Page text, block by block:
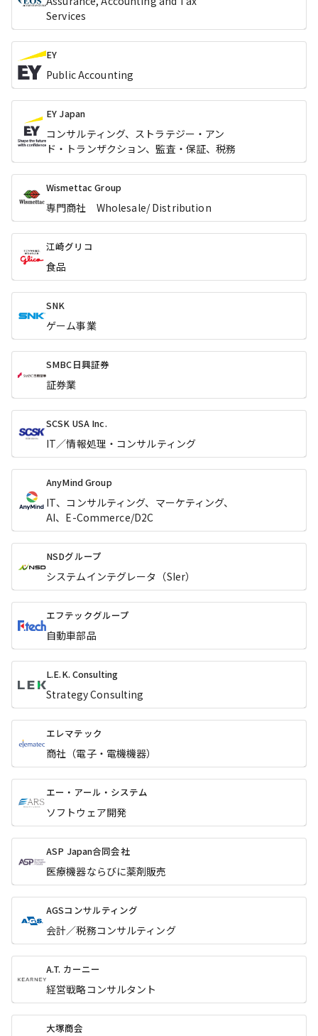
Services
EY
Public Accounting
EY Japan
コンサルティング、ストラテジー・アン
ド・トランザクション、監査・保証、税務
Wismettac Group
専門商社 Wholesale/ Distribution
江崎グリコ
食品
SNK
ゲーム事業
SMBC日興証券
証券業
SCSK USA Inc.
IT／情報処理・コンサルティング
AnyMind Group
IT、コンサルティング、マーケティング、
AI、E-Commerce/D2C
NSDグループ
システムインテグレータ（SIer）
エフテックグループ
自動車部品
L.E.K. Consulting
Strategy Consulting
エレマテック
商社（電⼦・電機機器）
エー・アール・システム
ソフトウェア開発
ASP Japan合同会社
医療機器ならびに薬剤販売
AGSコンサルティング
会計／税務コンサルティング
A.T. カーニー
経営戦略コンサルタント
大塚商会